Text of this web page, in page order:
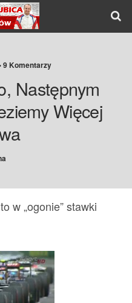
9 Komentarzy
Następnym
Więcej
w „ogonie” stawki